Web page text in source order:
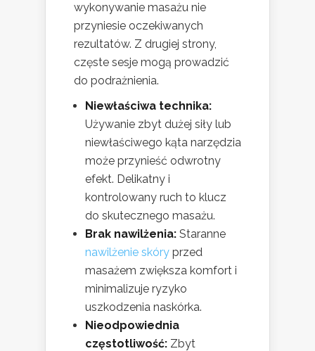
wykonywanie masażu nie
przyniesie oczekiwanych
rezultatów. Z drugiej strony,
częste sesje mogą prowadzić
do podrażnienia.
Niewłaściwa technika:
Używanie zbyt dużej siły lub
niewłaściwego kąta narzędzia
może przynieść odwrotny
efekt. Delikatny i
kontrolowany ruch to klucz
do skutecznego masażu.
Brak nawilżenia: Staranne
nawilżenie skóry przed
masażem zwiększa komfort i
minimalizuje ryzyko
uszkodzenia naskórka.
Nieodpowiednia
częstotliwość: Zbyt